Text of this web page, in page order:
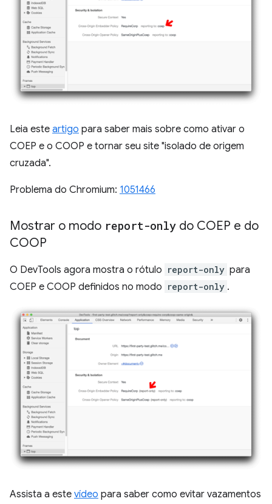
Leia este artigo para saber mais sobre como ativar o
COEP e o COOP e tornar seu site "isolado de origem
cruzada".
Problema do Chromium: 1051466
Mostrar o modo report-only do COEP e do
COOP
O DevTools agora mostra o rótulo report-only para
COEP e COOP definidos no modo report-only .
Assista a este vídeo para saber como evitar vazamentos